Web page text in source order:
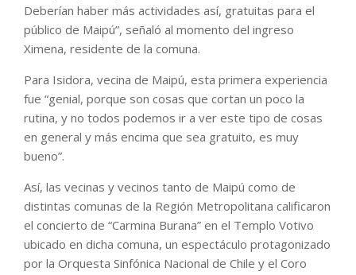
Deberían haber más actividades así, gratuitas para el
público de Maipú”, señaló al momento del ingreso
Ximena, residente de la comuna.
Para Isidora, vecina de Maipú, esta primera experiencia
fue “genial, porque son cosas que cortan un poco la
rutina, y no todos podemos ir a ver este tipo de cosas
en general y más encima que sea gratuito, es muy
bueno”.
Así, las vecinas y vecinos tanto de Maipú como de
distintas comunas de la Región Metropolitana calificaron
el concierto de “Carmina Burana” en el Templo Votivo
ubicado en dicha comuna, un espectáculo protagonizado
por la Orquesta Sinfónica Nacional de Chile y el Coro